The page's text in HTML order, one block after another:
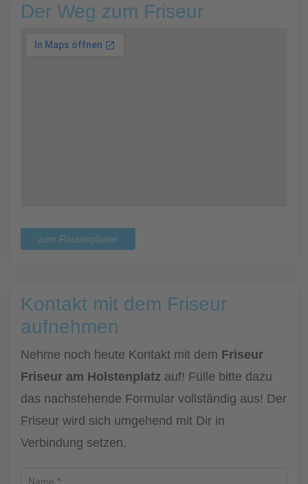
Der Weg zum Friseur
zum Routenplaner
Kontakt mit dem Friseur
aufnehmen
Nehme noch heute Kontakt mit dem Friseur
Friseur am Holstenplatz auf! Fülle bitte dazu
das nachstehende Formular vollständig aus! Der
Friseur wird sich umgehend mit Dir in
Verbindung setzen.